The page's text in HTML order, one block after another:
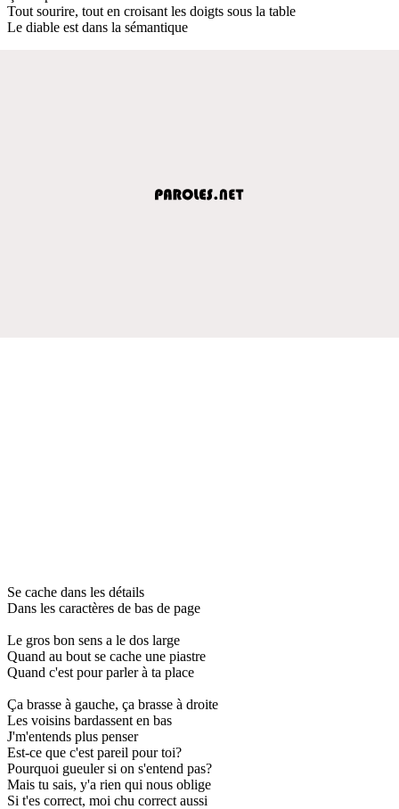
Tout sourire, tout en croisant les doigts sous la table
Le diable est dans la sémantique
Se cache dans les détails
Dans les caractères de bas de page
Le gros bon sens a le dos large
Quand au bout se cache une piastre
Quand c'est pour parler à ta place
Ça brasse à gauche, ça brasse à droite
Les voisins bardassent en bas
J'm'entends plus penser
Est-ce que c'est pareil pour toi?
Pourquoi gueuler si on s'entend pas?
Mais tu sais, y'a rien qui nous oblige
Si t'es correct, moi chu correct aussi